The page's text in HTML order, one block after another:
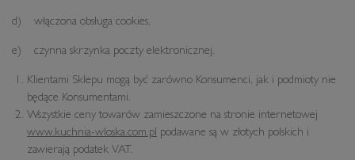
d) włączona obsługa cookies,
e) czynna skrzynka poczty elektronicznej.
Klientami Sklepu mogą być zarówno Konsumenci, jak i podmioty nie
będące Konsumentami.
Wszystkie ceny towarów zamieszczone na stronie internetowej
www.kuchnia-wloska.com.pl podawane są w złotych polskich i
zawierają podatek VAT.